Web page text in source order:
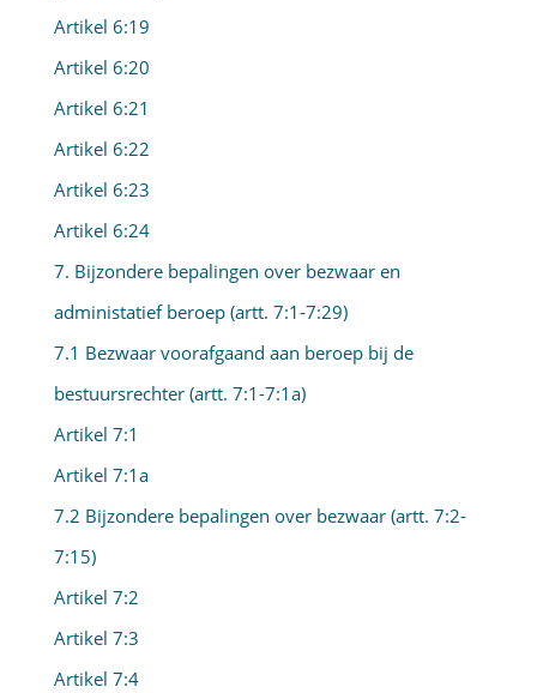
Artikel 6:19
Artikel 6:20
Artikel 6:21
Artikel 6:22
Artikel 6:23
Artikel 6:24
7. Bijzondere bepalingen over bezwaar en
administatief beroep (artt. 7:1-7:29)
7.1 Bezwaar voorafgaand aan beroep bij de
bestuursrechter (artt. 7:1-7:1a)
Artikel 7:1
Artikel 7:1a
7.2 Bijzondere bepalingen over bezwaar (artt. 7:2-
7:15)
Artikel 7:2
Artikel 7:3
Artikel 7:4